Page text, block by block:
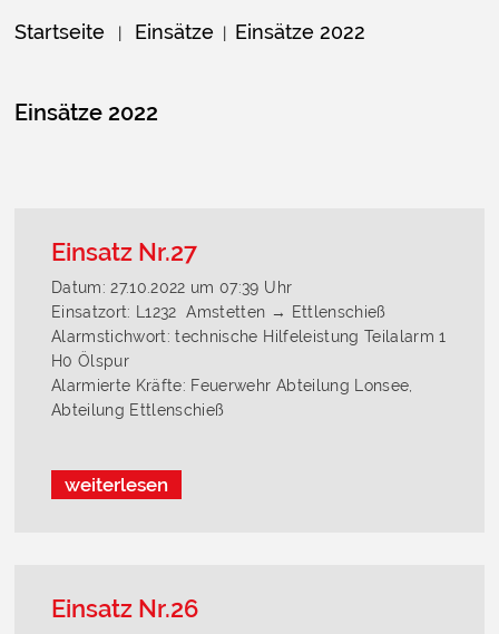
Startseite | Einsätze | Einsätze 2022
Einsätze 2022
Einsatz Nr.27
Datum: 27.10.2022 um 07:39 Uhr
Einsatzort: L1232 Amstetten → Ettlenschieß
Alarmstichwort: technische Hilfeleistung Teilalarm 1
H0 Ölspur
Alarmierte Kräfte: Feuerwehr Abteilung Lonsee,
Abteilung Ettlenschieß
weiterlesen
Einsatz Nr.26